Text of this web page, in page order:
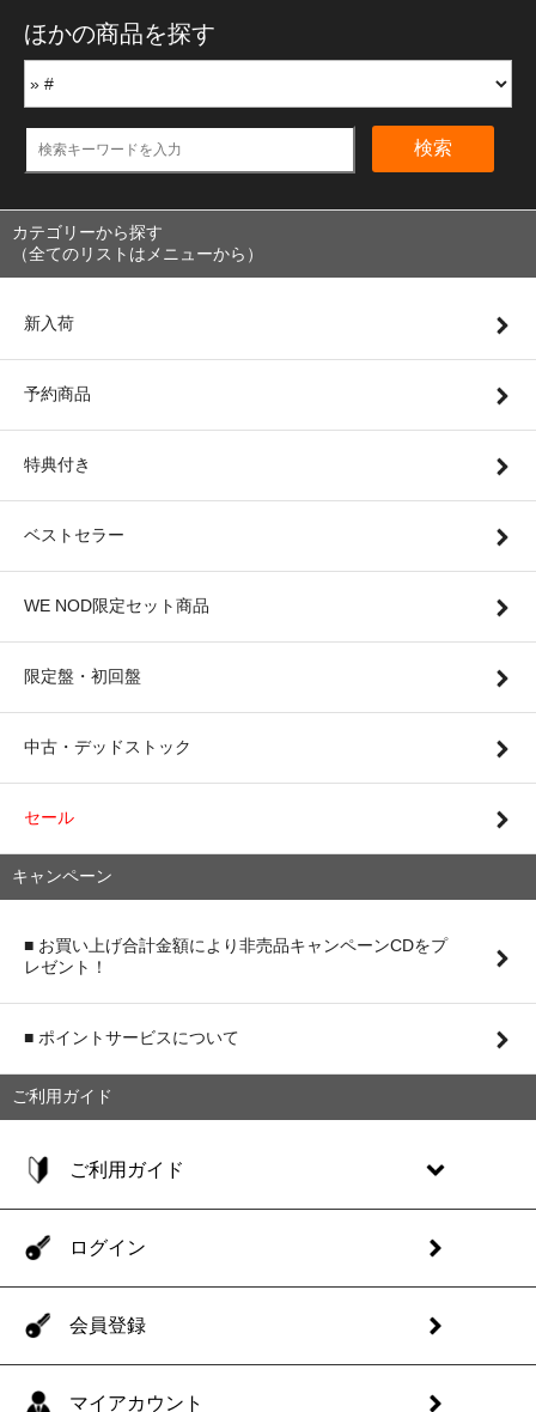
ほかの商品を探す
検索
カテゴリーから探す
（全てのリストはメニューから）
新入荷
予約商品
特典付き
ベストセラー
WE NOD限定セット商品
限定盤・初回盤
中古・デッドストック
セール
キャンペーン
■ お買い上げ合計金額により非売品キャンペーンCDをプ
レゼント！
■ ポイントサービスについて
ご利用ガイド
ご利用ガイド
ログイン
会員登録
マイアカウント